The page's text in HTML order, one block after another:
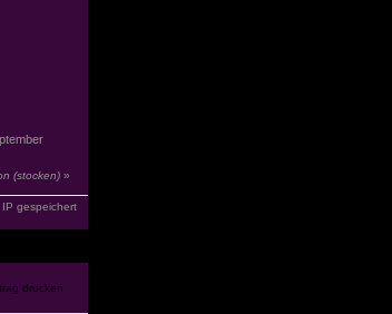
(stocken)»
IP gespeichert